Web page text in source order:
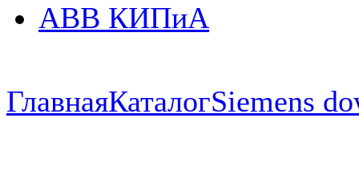
ABB КИПиА
ГлавнаяКаталогSiemens